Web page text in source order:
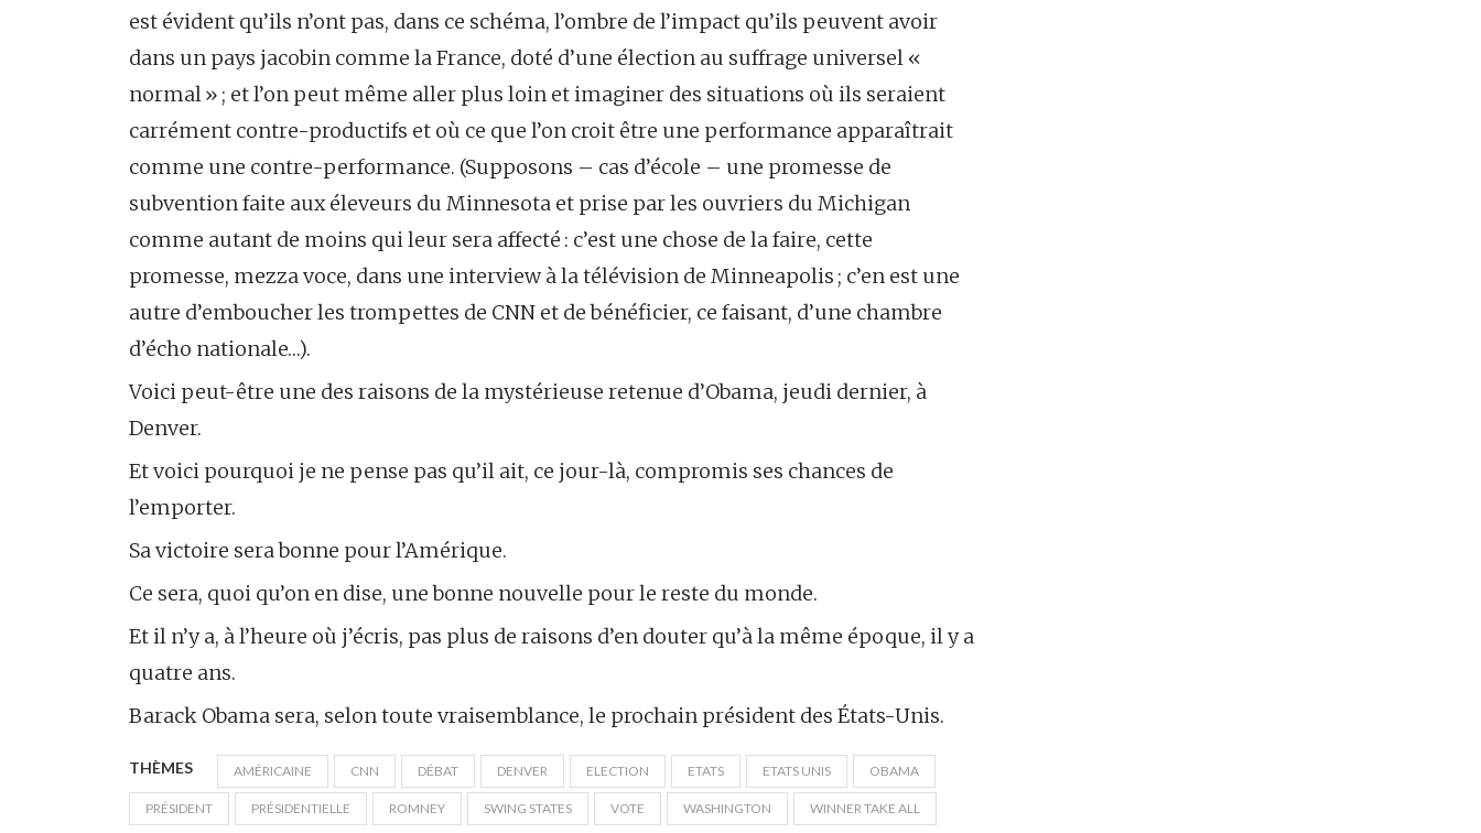
est évident qu’ils n’ont pas, dans ce schéma, l’ombre de l’impact qu’ils peuvent avoir
dans un pays jacobin comme la France, doté d’une élection au suffrage universel «
normal » ; et l’on peut même aller plus loin et imaginer des situations où ils seraient
carrément contre-productifs et où ce que l’on croit être une performance apparaîtrait
comme une contre-performance. (Supposons – cas d’école – une promesse de
subvention faite aux éleveurs du Minnesota et prise par les ouvriers du Michigan
comme autant de moins qui leur sera affecté : c’est une chose de la faire, cette
promesse, mezza voce, dans une interview à la télévision de Minneapolis ; c’en est une
autre d’emboucher les trompettes de CNN et de bénéficier, ce faisant, d’une chambre
d’écho nationale…).
Voici peut-être une des raisons de la mystérieuse retenue d’Obama, jeudi dernier, à
Denver.
Et voici pourquoi je ne pense pas qu’il ait, ce jour-là, compromis ses chances de
l’emporter.
Sa victoire sera bonne pour l’Amérique.
Ce sera, quoi qu’on en dise, une bonne nouvelle pour le reste du monde.
Et il n’y a, à l’heure où j’écris, pas plus de raisons d’en douter qu’à la même époque, il y a
quatre ans.
Barack Obama sera, selon toute vraisemblance, le prochain président des États-Unis.
THÈMES AMÉRICAINE CNN DÉBAT DENVER ELECTION ETATS ETATS UNIS OBAMA
PRÉSIDENT PRÉSIDENTIELLE ROMNEY SWING STATES VOTE WASHINGTON WINNER TAKE ALL